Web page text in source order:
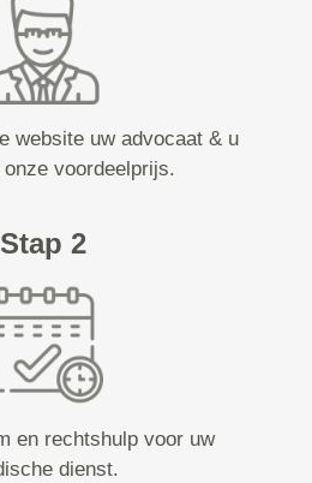
website uw advocaat & u
voordeelprijs.
Stap 2
en rechtshulp voor uw
dienst.